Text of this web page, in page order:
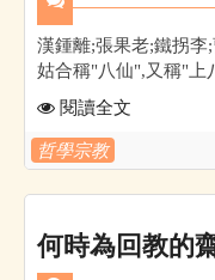
漢鍾離;張果老;鐵拐李
姑合稱"八仙",又稱"上
閱讀全文
哲學宗教
何時為回教的